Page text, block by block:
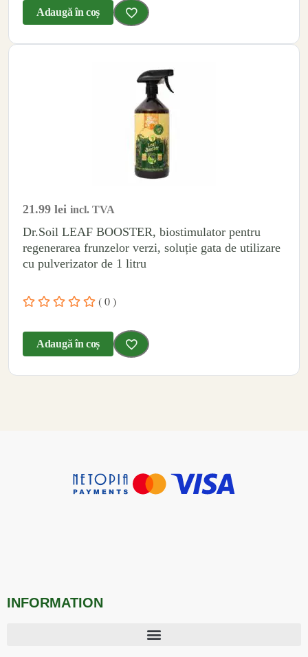
Adaugă în coș
21.99 lei incl. TVA
Dr.Soil LEAF BOOSTER, biostimulator pentru
regenerarea frunzelor verzi, soluție gata de utilizare
cu pulverizator de 1 litru
( 0 )
Adaugă în coș
INFORMATION